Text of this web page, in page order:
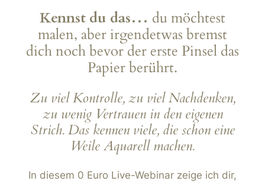
springen
Kennst du das… du möchtest
malen, aber irgendetwas bremst
dich noch bevor der erste Pinsel das
Papier berührt.
Zu viel Kontrolle, zu viel Nachdenken,
zu wenig Vertrauen in den eigenen
Strich. Das kennen viele, die schon eine
Weile Aquarell machen.
In diesem 0 Euro Live-Webinar zeige ich dir,